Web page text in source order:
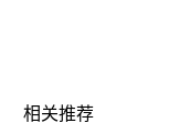
相关推荐